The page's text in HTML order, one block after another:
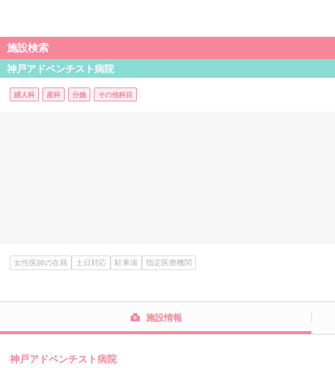
施設検索
神戸アドベンチスト病院
婦人科 産科 分娩 その他科目
女性医師の在籍 土日対応 駐車場 指定医療機関
施設情報
神戸アドベンチスト病院